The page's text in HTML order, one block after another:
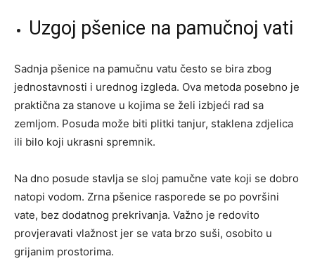
Uzgoj pšenice na pamučnoj vati
Sadnja pšenice na pamučnu vatu često se bira zbog
jednostavnosti i urednog izgleda. Ova metoda posebno je
praktična za stanove u kojima se želi izbjeći rad sa
zemljom. Posuda može biti plitki tanjur, staklena zdjelica
ili bilo koji ukrasni spremnik.
Na dno posude stavlja se sloj pamučne vate koji se dobro
natopi vodom. Zrna pšenice rasporede se po površini
vate, bez dodatnog prekrivanja. Važno je redovito
provjeravati vlažnost jer se vata brzo suši, osobito u
grijanim prostorima.